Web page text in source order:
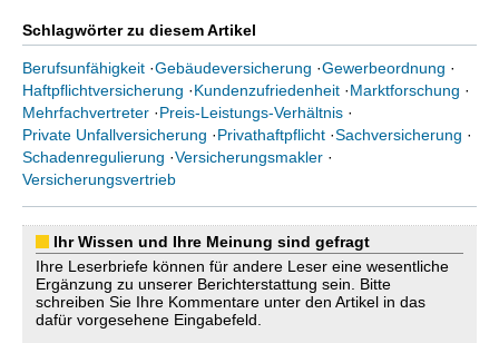
Schlagwörter zu diesem Artikel
Berufsunfähigkeit ·Gebäudeversicherung ·Gewerbeordnung ·
Haftpflichtversicherung ·Kundenzufriedenheit ·Marktforschung ·
Mehrfachvertreter ·Preis-Leistungs-Verhältnis ·
Private Unfallversicherung ·Privathaftpflicht ·Sachversicherung ·
Schadenregulierung ·Versicherungsmakler ·
Versicherungsvertrieb
Ihr Wissen und Ihre Meinung sind gefragt
Ihre Leserbriefe können für andere Leser eine wesentliche
Ergänzung zu unserer Berichterstattung sein. Bitte
schreiben Sie Ihre Kommentare unter den Artikel in das
dafür vorgesehene Eingabefeld.